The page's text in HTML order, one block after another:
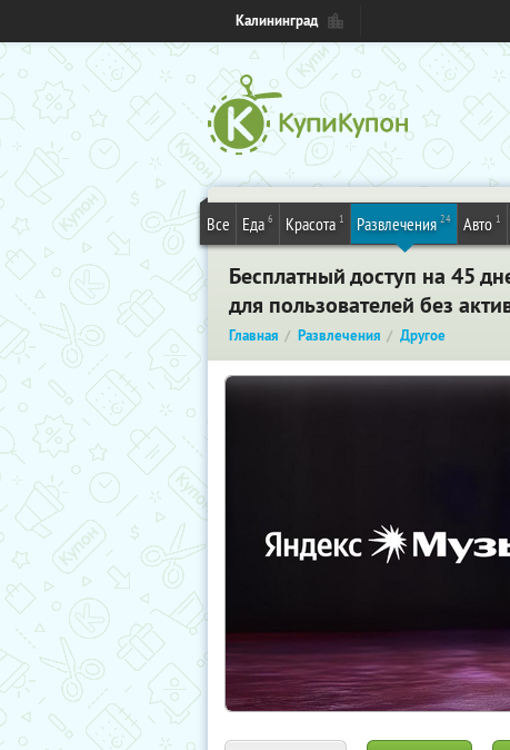
Калининград
Все Еда 6 Красота 1 Развлечения 24 Авто 1
Бесплатный доступ на 45
для пользователей без
Главная Развлечения Другое